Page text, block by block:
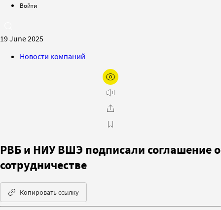
Войти
19 June 2025
Новости компаний
РВБ и НИУ ВШЭ подписали соглашение о
сотрудничестве
Копировать ссылку